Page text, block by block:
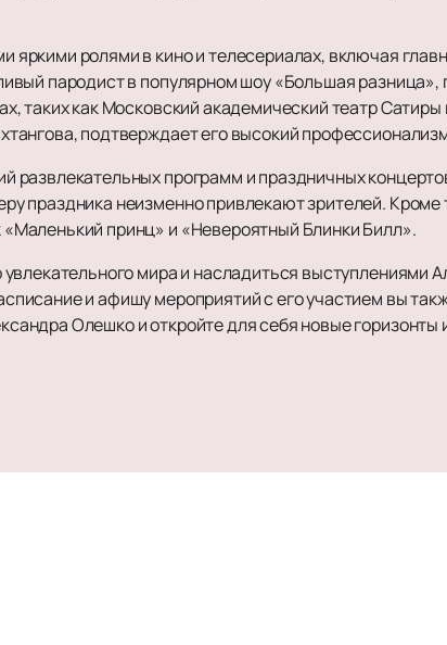
яркими ролями в кино и телесериалах, включая
пародист в популярном шоу «Большая разница»,
таких как Московский академический театр
подтверждает его высокий
развлекательных программ и праздничных
праздника неизменно привлекают зрителей. Кроме
принц» и «Невероятный Блинки Билл».
увлекательного мира и насладиться выступлениями
и афишу мероприятий с его участием вы
Олешко и откройте для себя новые горизонты